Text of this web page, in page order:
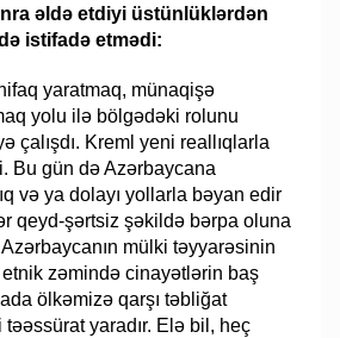
əldə etdiyi üstünlüklərdən
istifadə etmədi:
yaratmaq, münaqişə
yolu ilə bölgədəki rolunu
çalışdı. Kreml yeni reallıqlarla
Bu gün də Azərbaycana
və ya dolayı yollarla bəyan edir
qeyd-şərtsiz şəkildə bərpa oluna
mülki təyyarəsinin
etnik zəmində cinayətlərin baş
ölkəmizə qarşı təbliğat
təəssürat yaradır. Elə bil, heç